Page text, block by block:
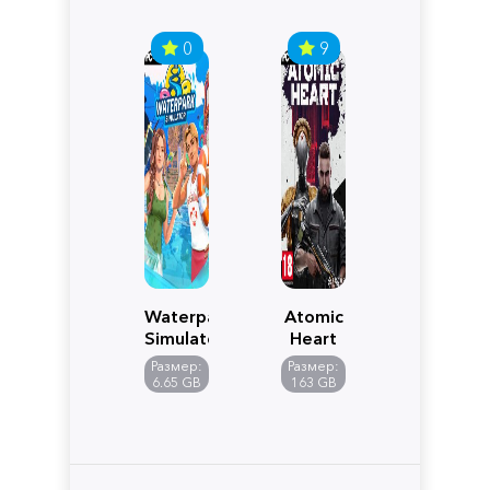
0
Waterpark
Simulator
Размер:
6.65 GB
9
Atomic
Heart
Размер:
163 GB